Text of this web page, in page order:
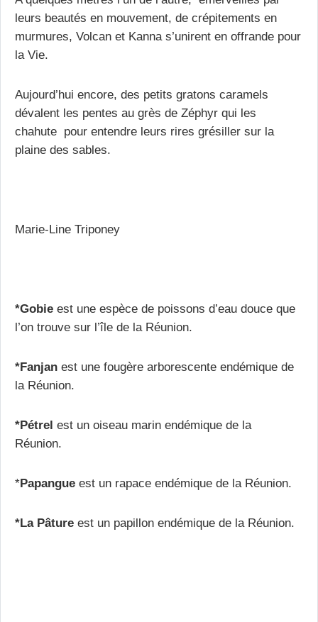
leurs beautés en mouvement, de crépitements en
murmures, Volcan et Kanna s’unirent en offrande pour
la Vie.
Aujourd’hui encore, des petits gratons caramels
dévalent les pentes au grès de Zéphyr qui les
chahute pour entendre leurs rires grésiller sur la
plaine des sables.
Marie-Line Triponey
*Gobie est une espèce de poissons d’eau douce que
l’on trouve sur l’île de la Réunion.
*Fanjan est une fougère arborescente endémique de
la Réunion.
*Pétrel est un oiseau marin endémique de la
Réunion.
*Papangue est un rapace endémique de la Réunion.
*La Pâture est un papillon endémique de la Réunion.